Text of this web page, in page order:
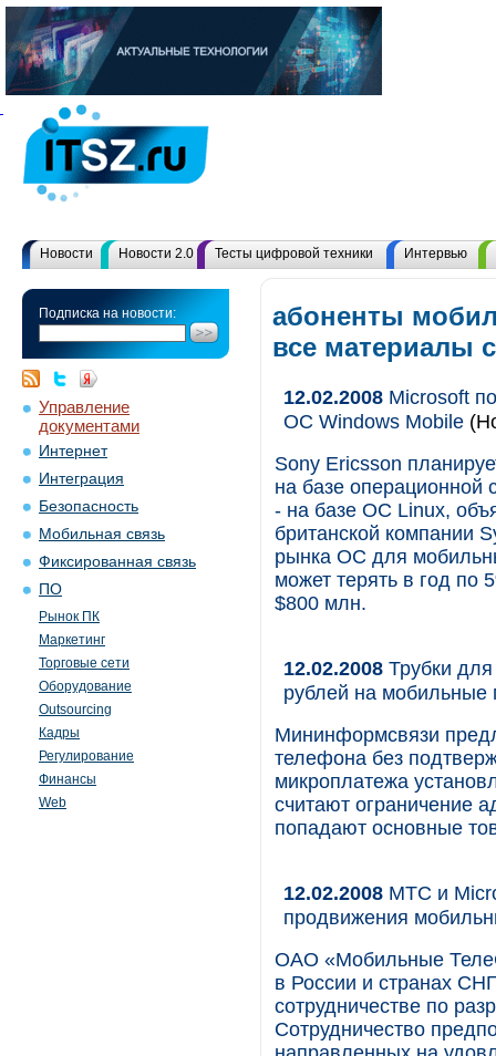
Новости Новости 2.0 Тесты цифровой техники Интервью
Подписка на новости:
Управление
документами
Интернет
Интеграция
Безопасность
Мобильная связь
Фиксированная связь
ПО
Рынок ПК
Маркетинг
Торговые сети
Оборудование
Outsourcing
Кадры
Регулирование
Финансы
Web
абоненты
все материалы
12.02.2008 Microsoft
ОС Windows Mobile
Sony Ericsson
на базе
- на базе ОС Linux,
британской компании
рынка ОС для
может терять в год по
$800 млн.
12.02.2008 Трубки
рублей на мобильные
Мининформсвязи
телефона без
микроплатежа
считают ограничение
попадают основные
12.02.2008 МТС и
продвижения
ОАО «Мобильные
в России и странах
сотрудничестве по
Сотрудничество